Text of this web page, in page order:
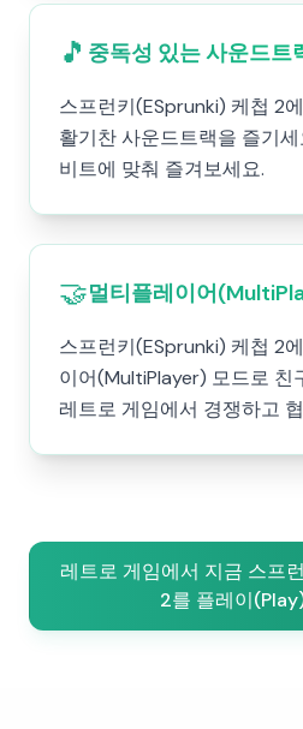
🎵 중독성 있는 사운드트
스프런키(ESprunki) 케첩 2
활기찬 사운드트랙을 즐기
비트에 맞춰 즐겨보세요.
🤝멀티플레이어
스프런키(ESprunki) 케첩 2
이어(MultiPlayer) 모드로 친
레트로 게임에서 경쟁하고
레트로 게임에서 지금 스프
2를 플레이